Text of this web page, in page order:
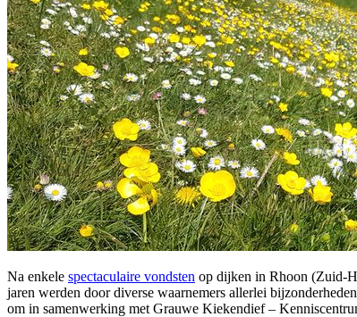
Na enkele spectaculaire vondsten op dijken in Rhoon (Zuid-
jaren werden door diverse waarnemers allerlei
om in samenwerking met Grauwe Kiekendief –